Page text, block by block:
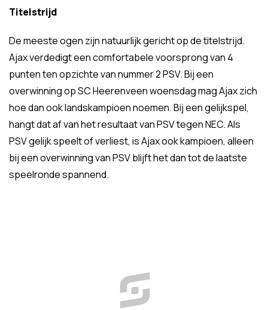
Titelstrijd
De meeste ogen zijn natuurlijk gericht op de titelstrijd.
Ajax verdedigt een comfortabele voorsprong van 4
punten ten opzichte van nummer 2 PSV. Bij een
overwinning op SC Heerenveen woensdag mag Ajax zich
hoe dan ook landskampioen noemen. Bij een gelijkspel,
hangt dat af van het resultaat van PSV tegen NEC. Als
PSV gelijk speelt of verliest, is Ajax ook kampioen, alleen
bij een overwinning van PSV blijft het dan tot de laatste
speelronde spannend.